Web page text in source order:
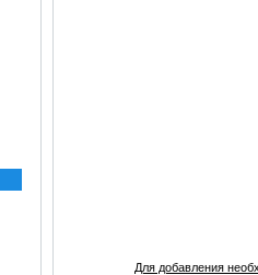
Для добавления